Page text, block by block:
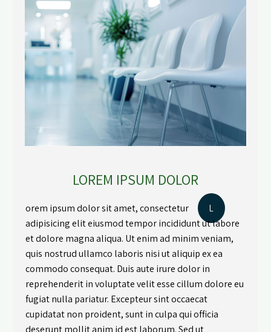
LOREM IPSUM DOLOR
L
orem ipsum dolor sit amet, consectetur
adipisicing elit eiusmod tempor incididunt ut labore
et dolore magna aliqua. Ut enim ad minim veniam,
quis nostrud ullamco laboris nisi ut aliquip ex ea
commodo consequat. Duis aute irure dolor in
reprehenderit in voluptate velit esse cillum dolore eu
fugiat nulla pariatur. Excepteur sint occaecat
cupidatat non proident, sunt in culpa qui officia
deserunt mollit anim id est laborum. Sed ut